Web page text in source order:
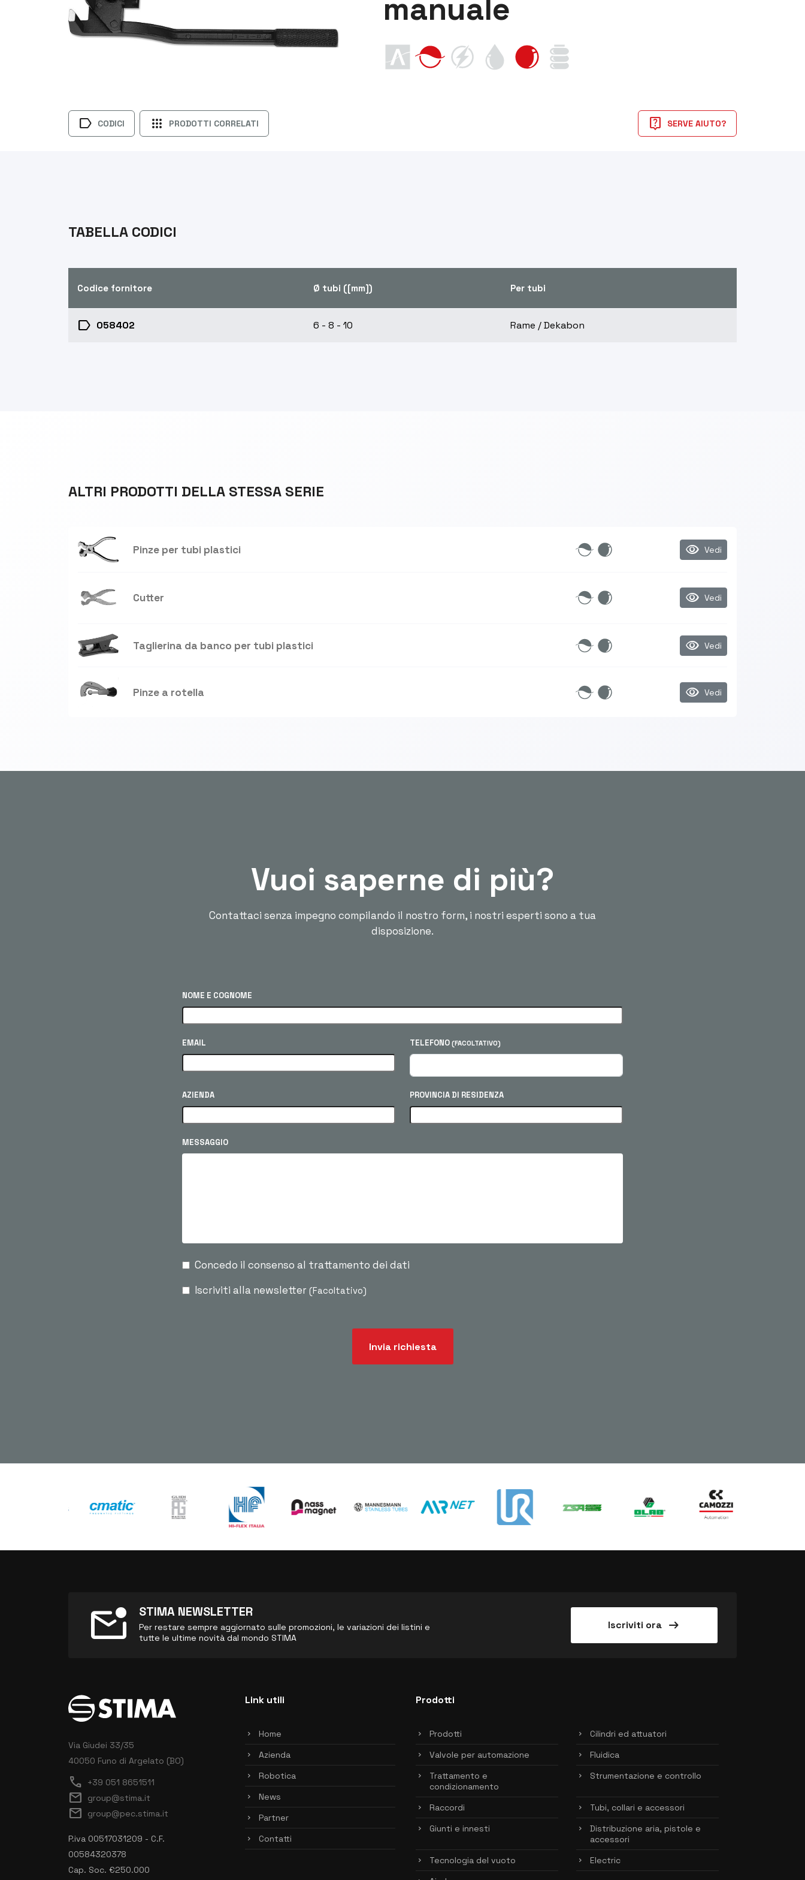
manuale
label CODICI apps PRODOTTI CORRELATI live_help SERVE AIUTO?
TABELLA CODICI
Codice fornitore Ø tubi ([mm]) Per tubi
label 058402 6 - 8 - 10 Rame / Dekabon
ALTRI PRODOTTI DELLA STESSA SERIE
Pinze per tubi plastici visibility Vedi
Cutter visibility Vedi
Taglierina da banco per tubi plastici visibility Vedi
Pinze a rotella visibility Vedi
Vuoi saperne di più?
Contattaci senza impegno compilando il nostro form, i nostri esperti sono a tua
disposizione.
NOME E COGNOME
EMAIL TELEFONO (FACOLTATIVO)
AZIENDA PROVINCIA DI RESIDENZA
MESSAGGIO
Concedo il consenso al trattamento dei dati
Iscriviti alla newsletter (Facoltativo)
Invia richiesta
mark_email_unread STIMA NEWSLETTER
Per restare sempre aggiornato sulle promozioni, le variazioni dei listini e
tutte le ultime novità dal mondo STIMA
Iscriviti ora arrow_right_alt
Via Giudei 33/35
40050 Funo di Argelato (BO)
call +39 051 8651511
mail group@stima.it
mail group@pec.stima.it
P.iva 00517031209 - C.F.
00584320378
Cap. Soc. €250.000
Link utili
Home
Azienda
Robotica
News
Partner
Contatti
Prodotti
Prodotti
Cilindri ed attuatori
Valvole per automazione
Fluidica
Trattamento e
condizionamento
Strumentazione e controllo
Raccordi
Tubi, collari e accessori
Giunti e innesti
Distribuzione aria, pistole e
accessori
Tecnologia del vuoto
Electric